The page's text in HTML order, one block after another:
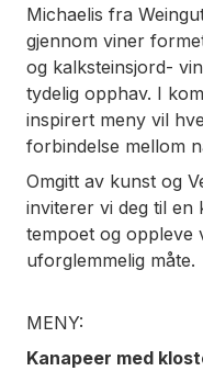
Michaelis fra
gjennom viner
og kalksteinsjord-
tydelig opphav. I
inspirert meny vil
forbindelse mellom
Omgitt av kunst og
inviterer vi deg til en
tempoet og oppleve
uforglemmelig måte.
MENY:
Kanapeer med